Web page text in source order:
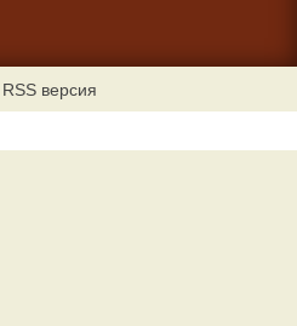
RSS версия